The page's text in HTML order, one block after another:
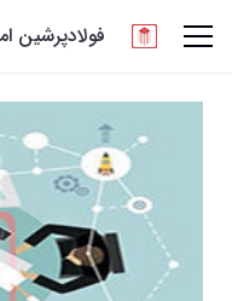
فولادپرشین